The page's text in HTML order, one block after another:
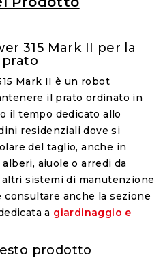
315 Mark II per la
Mark II è un robot
il prato ordinato in
il tempo dedicato allo
residenziali dove si
del taglio, anche in
aiuole o arredi da
sistemi di manutenzione
anche la sezione
a giardinaggio e
prodotto